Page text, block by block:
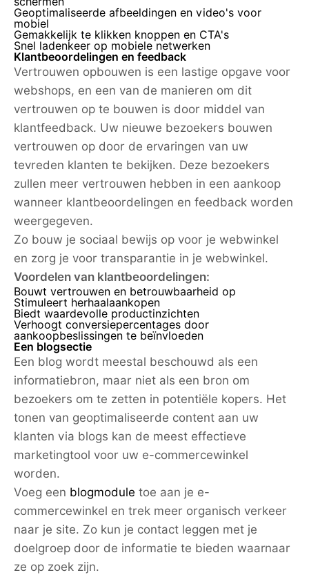
Geoptimaliseerde afbeeldingen en video's voor
mobiel
Gemakkelijk te klikken knoppen en CTA's
Snel ladenkeer op mobiele netwerken
Klantbeoordelingen en feedback
Vertrouwen opbouwen is een lastige opgave voor
webshops, en een van de manieren om dit
vertrouwen op te bouwen is door middel van
klantfeedback. Uw nieuwe bezoekers bouwen
vertrouwen op door de ervaringen van uw
tevreden klanten te bekijken. Deze bezoekers
zullen meer vertrouwen hebben in een aankoop
wanneer klantbeoordelingen en feedback worden
weergegeven.
Zo bouw je sociaal bewijs op voor je webwinkel
en zorg je voor transparantie in je webwinkel.
Voordelen van klantbeoordelingen:
Bouwt vertrouwen en betrouwbaarheid op
Stimuleert herhaalaankopen
Biedt waardevolle productinzichten
Verhoogt conversiepercentages door
aankoopbeslissingen te beïnvloeden
Een blogsectie
Een blog wordt meestal beschouwd als een
informatiebron, maar niet als een bron om
bezoekers om te zetten in potentiële kopers. Het
tonen van geoptimaliseerde content aan uw
klanten via blogs kan de meest effectieve
marketingtool voor uw e-commercewinkel
worden.
Voeg een blogmodule toe aan je e-
commercewinkel en trek meer organisch verkeer
naar je site. Zo kun je contact leggen met je
doelgroep door de informatie te bieden waarnaar
ze op zoek zijn.